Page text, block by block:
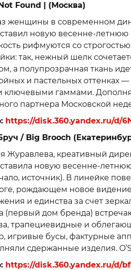
Found | (Москва)
женщины в современном
новую весенне-летнюю
рифмуются со
так, нежный шелк
а полупрозрачная ткань
и пастельных оттенках
ключевыми гаммами.
партнера Московской
https://disk.360.yandex.ru/d/
/ Big Brooch
Журавлева, креативный
новую весенне-
источник). В линейке
рождающем новое
и единства за счет
(первый дом бренда)
трапециевидные и
игривые бусы, фактурные
сдержанные изделия.
https://disk.360.yandex.ru/d/